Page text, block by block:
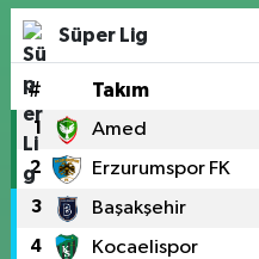
Süper Lig
# Takım
1 Amed
2 Erzurumspor FK
3 Başakşehir
4 Kocaelispor